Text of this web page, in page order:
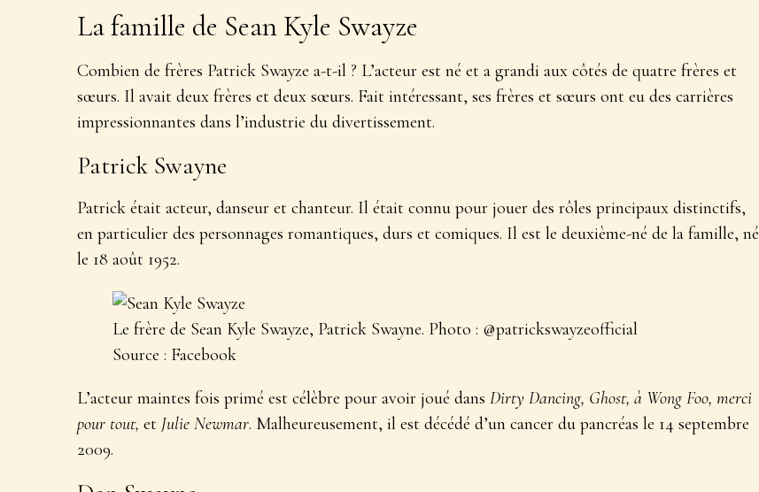
La famille de Sean Kyle Swayze
Combien de frères Patrick Swayze a-t-il ? L’acteur est né et a grandi aux côtés de quatre frères et
sœurs. Il avait deux frères et deux sœurs. Fait intéressant, ses frères et sœurs ont eu des carrières
impressionnantes dans l’industrie du divertissement.
Patrick Swayne
Patrick était acteur, danseur et chanteur. Il était connu pour jouer des rôles principaux distinctifs,
en particulier des personnages romantiques, durs et comiques. Il est le deuxième-né de la famille, né
le 18 août 1952.
Le frère de Sean Kyle Swayze, Patrick Swayne. Photo : @patrickswayzeofficial
Source : Facebook
L’acteur maintes fois primé est célèbre pour avoir joué dans Dirty Dancing, Ghost, à Wong Foo, merci
pour tout, et Julie Newmar. Malheureusement, il est décédé d’un cancer du pancréas le 14 septembre
2009.